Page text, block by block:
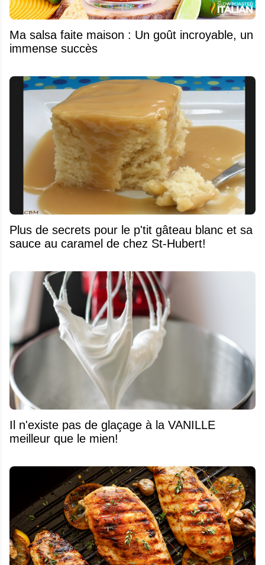
Ma salsa faite maison : Un goût incroyable, un
immense succès
Plus de secrets pour le p'tit gâteau blanc et sa
sauce au caramel de chez St-Hubert!
Il n'existe pas de glaçage à la VANILLE
meilleur que le mien!